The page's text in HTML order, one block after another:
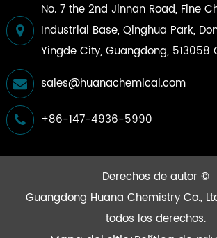
No. 7 the 2nd Jinnan Road, Fine
Industrial Base, Qinghua Park,
Yingde City, Guangdong, 513058
sales@huanachemical.com
+86-147-4936-5990
Derechos de autor ©
Guangdong Huana Chemistry Co.,
todos los derechos.